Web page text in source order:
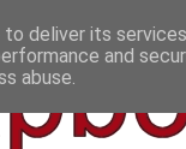
deliver its
and
abuse.